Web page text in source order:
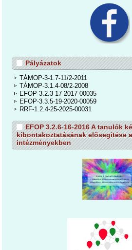
Pályázatok
TÁMOP-3-1.7-11/2-2011
TÁMOP-3.1.4-08/2-2008
EFOP-3.2.3-17-2017-00035
EFOP-3.3.5-19-2020-00059
RRF-1.2.4-25-2025-00031
EFOP 3.2.6-16-2016 A tanulók
kibontakoztatásának elősegítése
intézményekben